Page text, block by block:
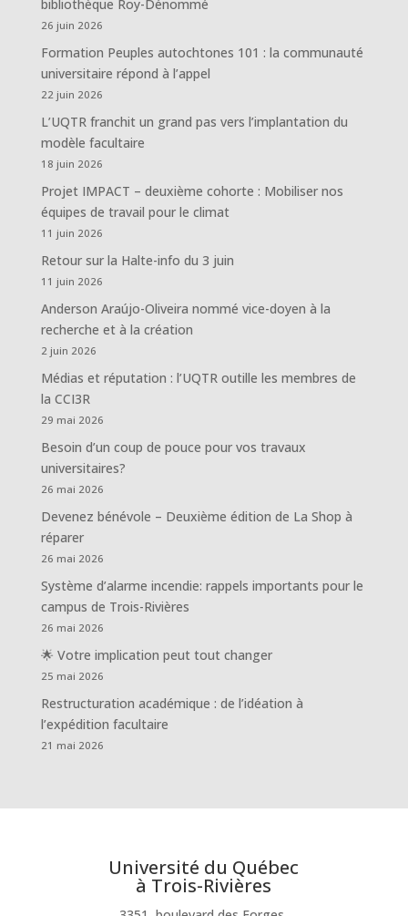
bibliothèque Roy-Dénommé
26 juin 2026
Formation Peuples autochtones 101 : la communauté
universitaire répond à l’appel
22 juin 2026
L’UQTR franchit un grand pas vers l’implantation du
modèle facultaire
18 juin 2026
Projet IMPACT – deuxième cohorte : Mobiliser nos
équipes de travail pour le climat
11 juin 2026
Retour sur la Halte-info du 3 juin
11 juin 2026
Anderson Araújo-Oliveira nommé vice-doyen à la
recherche et à la création
2 juin 2026
Médias et réputation : l’UQTR outille les membres de
la CCI3R
29 mai 2026
Besoin d’un coup de pouce pour vos travaux
universitaires?
26 mai 2026
Devenez bénévole – Deuxième édition de La Shop à
réparer
26 mai 2026
Système d’alarme incendie: rappels importants pour le
campus de Trois-Rivières
26 mai 2026
🌟 Votre implication peut tout changer
25 mai 2026
Restructuration académique : de l’idéation à
l’expédition facultaire
21 mai 2026
Université du Québec
à Trois-Rivières